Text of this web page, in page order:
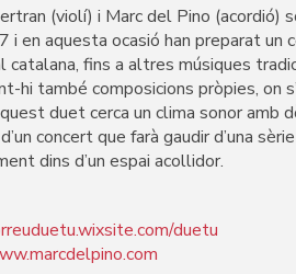
(violí) i Marc del Pino (acordió)
i en aquesta ocasió han preparat
catalana, fins a altres músiques
hi també composicions pròpies, on
duet cerca un clima sonor amb
concert que farà gaudir d’una
dins d’un espai acollidor.
duetu